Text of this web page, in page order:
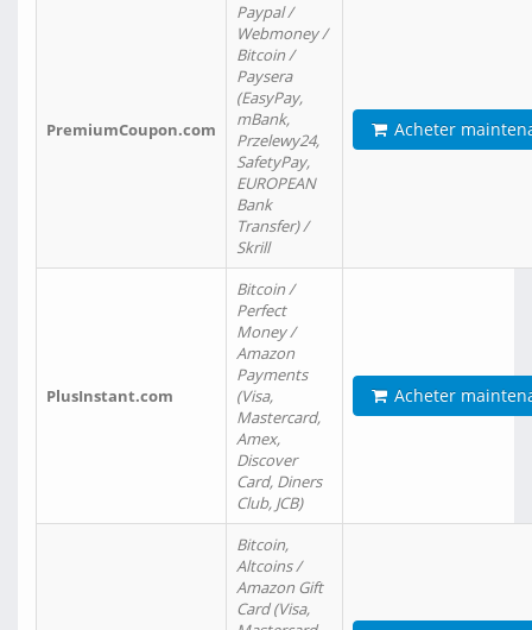
PremiumCoupon.com
Paypal /
Webmoney /
Bitcoin /
Paysera
(EasyPay,
mBank,
Przelewy24,
SafetyPay,
EUROPEAN
Bank
Transfer) /
Skrill
Acheter
PlusInstant.com
Bitcoin /
Perfect
Money /
Amazon
Payments
(Visa,
Mastercard,
Amex,
Discover
Card, Diners
Club, JCB)
Acheter
Bitcoin,
Altcoins /
Amazon Gift
Card (Visa,